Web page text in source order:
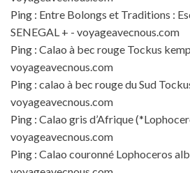
Ping : Entre Bolongs et Traditions :
SENEGAL + - voyageavecnous.com
Ping : Calao à bec rouge Tockus
voyageavecnous.com
Ping : calao à bec rouge du Sud
voyageavecnous.com
Ping : Calao gris d’Afrique
voyageavecnous.com
Ping : Calao couronné Lophoceros